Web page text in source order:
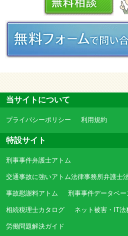
当サイトについて
プライバシーポリシー 利用規約
特設サイト
刑事事件弁護士アトム
交通事故に強いアトム法律事務所弁護士
事故慰謝料アトム 刑事事件データベー
相続税理士カタログ ネット被害・IT法
労働問題解決ガイド